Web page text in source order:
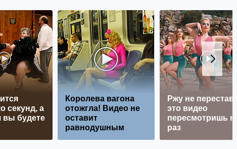
секунд, а
вы будете
Королева вагона
отожгла! Видео не
оставит
равнодушным
Ржу не
это видео
пересмотришь не
раз